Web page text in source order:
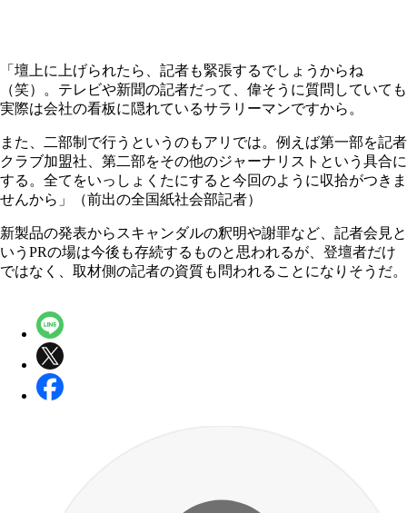
「壇上に上げられたら、記者も緊張するでしょうからね
（笑）。テレビや新聞の記者だって、偉そうに質問していても
実際は会社の看板に隠れているサラリーマンですから。
また、二部制で行うというのもアリでは。例えば第一部を記者
クラブ加盟社、第二部をその他のジャーナリストという具合に
する。全てをいっしょくたにすると今回のように収拾がつきま
せんから」（前出の全国紙社会部記者）
新製品の発表からスキャンダルの釈明や謝罪など、記者会見と
いうPRの場は今後も存続するものと思われるが、登壇者だけ
ではなく、取材側の記者の資質も問われることになりそうだ。